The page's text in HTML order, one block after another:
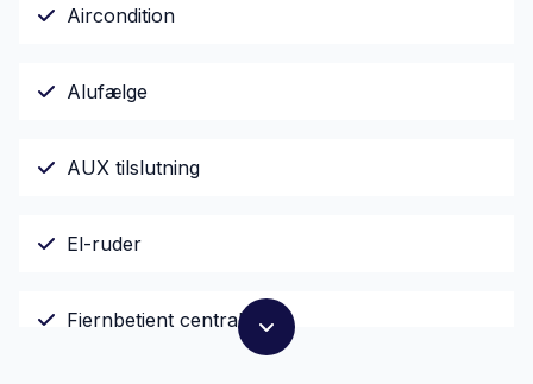
Aircondition
Alufælge
AUX tilslutning
El-ruder
Fjernbetjent centrallås